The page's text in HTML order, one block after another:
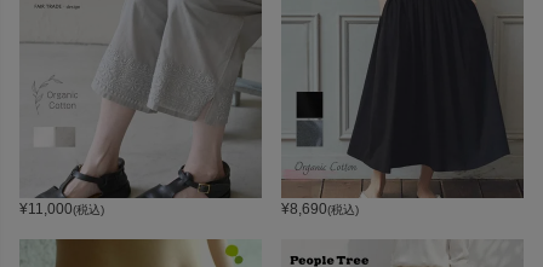
¥11,000(税込) ¥8,690(税込)